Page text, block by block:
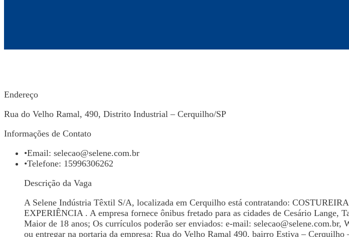
Endereço
Rua do Velho Ramal, 490, Distrito Industrial – Cerquilho/SP
Informações de Contato
•Email: selecao@selene.com.br
•Telefone: 15996306262
Descrição da Vaga
A Selene Indústria Têxtil S/A, localizada em Cerquilho está contratando:
EXPERIÊNCIA . A empresa fornece ônibus fretado para as cidades de Cesário Lange,
Maior de 18 anos; Os currículos poderão ser enviados: e-mail: selecao@selene.com.br,
ou entregar na portaria da empresa: Rua do Velho Ramal 490, bairro Estiva – Cerquilho